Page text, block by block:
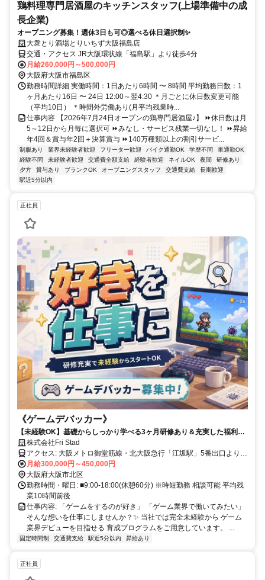
鶏料理専門居酒屋のキッチンスタッフ(上場準備中の成
長企業)
オープニング募集！週休3日も可◎選べる休日選択制✨
大衆とり酒場とりいちず大阪福島店
交通・アクセス JR大阪環状線「福島駅」より徒歩4分
月給260,000円～500,000円
大阪府大阪市福島区
勤務時間詳細 実働時間：1日あたり6時間 〜 8時間 平均勤務日数：1
ヶ月あたり16日 〜 24日 12:00～翌4:30 ＊月ごとに休日数変更可能
（平均10日） ＊時間外労働あり(月平均残業時...
仕事内容 【2026年7月24日オープンの鶏専門居酒屋♪】 ⏩休日数は月
5～12日から月毎に選択可 ⏩みなし・サービス残業一切なし！ ⏩昇給
年4回＆賞与年2回＋決算賞与 ⏩140万種類以上の割引サービ...
制服あり 業界未経験者歓迎 フリーター歓迎 バイク通勤OK 学歴不問
車通勤OK
経験不問
未経験者歓迎 交通費全額支給 経験者歓迎 ネイルOK 夜間
研修あり
夕方
賞与あり ブランクOK オープニングスタッフ 交通費支給
長期歓迎
駅近5分以内
正社員
《ゲームデバッカー》
【未経験OK】基礎からしっかり学べる3ヶ月研修あり＆充実した福利厚
生で理想のキャリアを！！
株式会社Fri Stad
アクセス: 大阪メトロ御堂筋線・北大阪急行「江坂駅」5番出口より徒
歩約1分
月給300,000円～450,000円
大阪府大阪市北区
勤務時間・曜日: ■9:00-18:00(休憩60分) ※時短勤務 相談可能 平均残
業10時間前後
仕事内容: 「ゲームをするのが好き」 「ゲーム業界で働いてみたい」
そんな想いを仕事にしませんか？✨ 当社では完全未経験から ゲーム
業界デビューを目指せる 育成プログラムをご用意しています。 ...
固定時間制 交通費支給 駅近5分以内 昇給あり
正社員